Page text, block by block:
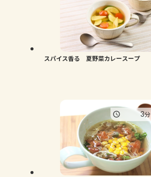
スパイス香る 夏野菜カレースープ
3分